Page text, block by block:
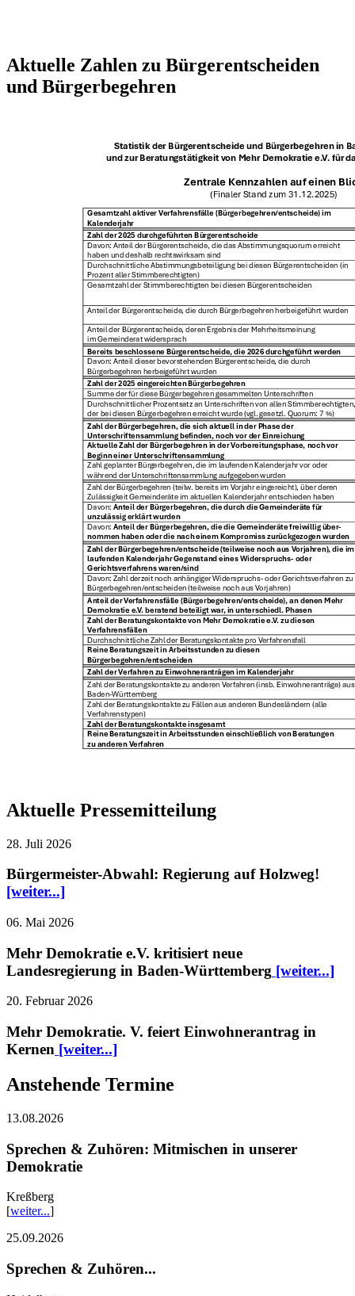
Aktuelle Zahlen zu Bürgerentscheiden
und Bürgerbegehren
Aktuelle Pressemitteilung
28. Juli 2026
Bürgermeister-Abwahl: Regierung auf Holzweg!
[weiter...]
06. Mai 2026
Mehr Demokratie e.V. kritisiert neue
Landesregierung in Baden-Württemberg [weiter...]
20. Februar 2026
Mehr Demokratie. V. feiert Einwohnerantrag in
Kernen [weiter...]
Anstehende Termine
13.08.2026
Sprechen & Zuhören: Mitmischen in unserer
Demokratie
Kreßberg
[weiter...]
25.09.2026
Sprechen & Zuhören...